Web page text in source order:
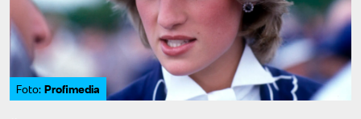
Foto: Profimedia